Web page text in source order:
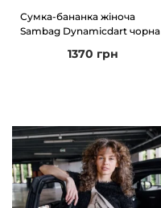
Сумка-бананка жіноча
Sambag Dynamicdart чорна
1370 грн